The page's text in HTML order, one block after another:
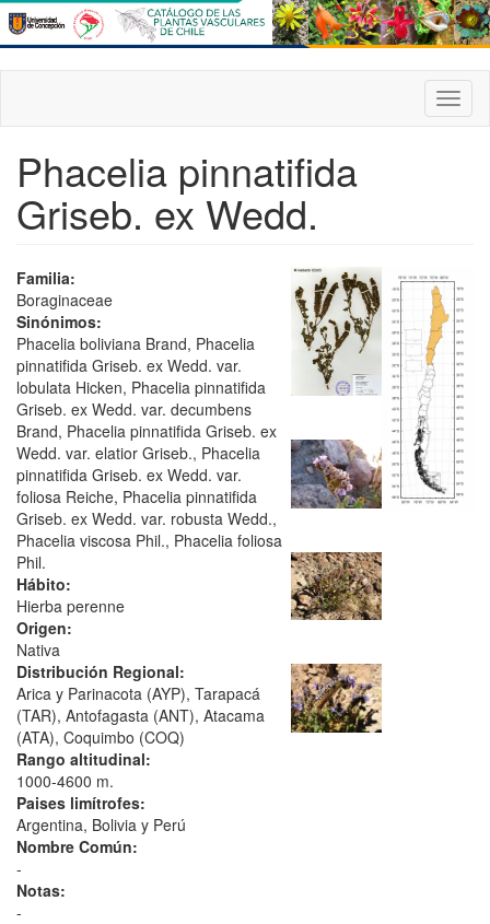
Pasar
al
contenido
principal
Phacelia pinnatifida
Griseb. ex Wedd.
Familia:
Boraginaceae
Sinónimos:
Phacelia boliviana Brand, Phacelia
pinnatifida Griseb. ex Wedd. var.
lobulata Hicken, Phacelia pinnatifida
Griseb. ex Wedd. var. decumbens
Brand, Phacelia pinnatifida Griseb. ex
Wedd. var. elatior Griseb., Phacelia
pinnatifida Griseb. ex Wedd. var.
foliosa Reiche, Phacelia pinnatifida
Griseb. ex Wedd. var. robusta Wedd.,
Phacelia viscosa Phil., Phacelia foliosa
Phil.
Hábito:
Hierba perenne
Origen:
Nativa
Distribución Regional:
Arica y Parinacota (AYP), Tarapacá
(TAR), Antofagasta (ANT), Atacama
(ATA), Coquimbo (COQ)
Rango altitudinal:
1000-4600 m.
Paises limítrofes:
Argentina, Bolivia y Perú
Nombre Común:
-
Notas:
-